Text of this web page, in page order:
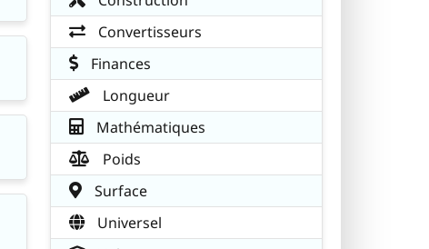
Convertisseurs
Finances
Longueur
Mathématiques
Poids
Surface
Universel